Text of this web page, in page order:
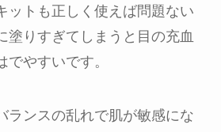
ットも正しく使えば問題ない
塗りすぎてしまうと目の充血
やすいです。
ランスの乱れで肌が敏感にな